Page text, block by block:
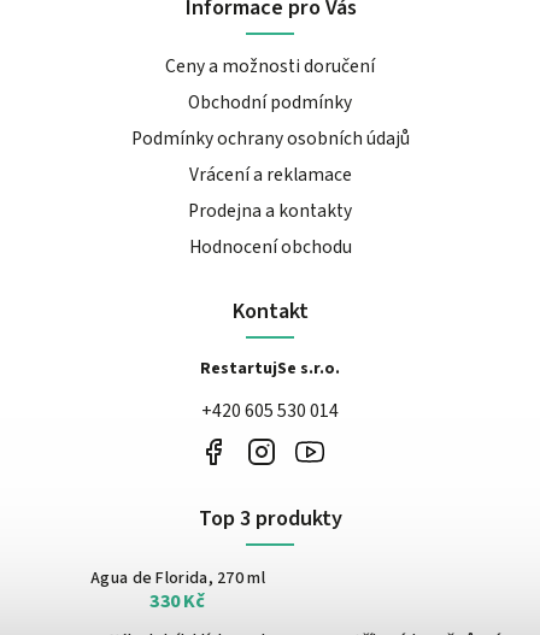
Informace pro Vás
Ceny a možnosti doručení
Obchodní podmínky
Podmínky ochrany osobních údajů
Vrácení a reklamace
Prodejna a kontakty
Hodnocení obchodu
Kontakt
RestartujSe s.r.o.
+420 605 530 014
Top 3 produkty
Agua de Florida, 270 ml
330 Kč